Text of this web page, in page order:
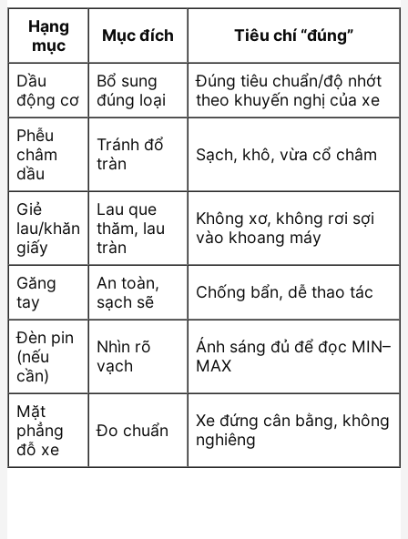
Hạng
mục
Mục đích Tiêu chí “đúng”
Dầu
động cơ
Bổ sung
đúng loại
Đúng tiêu chuẩn/độ nhớt
theo khuyến nghị của xe
Phễu
châm
dầu
Tránh đổ
tràn
Sạch, khô, vừa cổ châm
Giẻ
lau/khăn
giấy
Lau que
thăm, lau
tràn
Không xơ, không rơi sợi
vào khoang máy
Găng
tay
An toàn,
sạch sẽ
Chống bẩn, dễ thao tác
Đèn pin
(nếu
cần)
Nhìn rõ
vạch
Ánh sáng đủ để đọc MIN–
MAX
Mặt
phẳng
đỗ xe
Đo chuẩn
Xe đứng cân bằng, không
nghiêng